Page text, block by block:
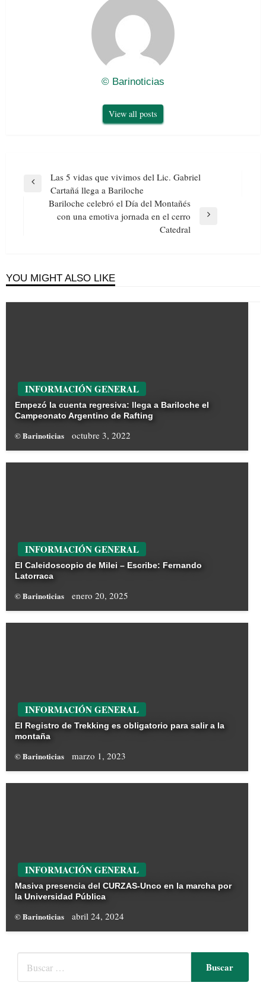
© Barinoticias
View all posts
Navegación
entradas
Previous
Las 5 vidas que vivimos del Lic. Gabriel
Cartañá llega a Bariloche
Bariloche celebró el Día del Montañés
con una emotiva jornada en el cerro
Catedral
YOU MIGHT ALSO LIKE
INFORMACIÓN GENERAL
Empezó la cuenta regresiva: llega a Bariloche el
Campeonato Argentino de Rafting
© Barinoticias octubre 3, 2022
INFORMACIÓN GENERAL
El Caleidoscopio de Milei – Escribe: Fernando
Latorraca
© Barinoticias enero 20, 2025
INFORMACIÓN GENERAL
El Registro de Trekking es obligatorio para salir a la
montaña
© Barinoticias marzo 1, 2023
INFORMACIÓN GENERAL
Masiva presencia del CURZAS-Unco en la marcha por
la Universidad Pública
© Barinoticias abril 24, 2024